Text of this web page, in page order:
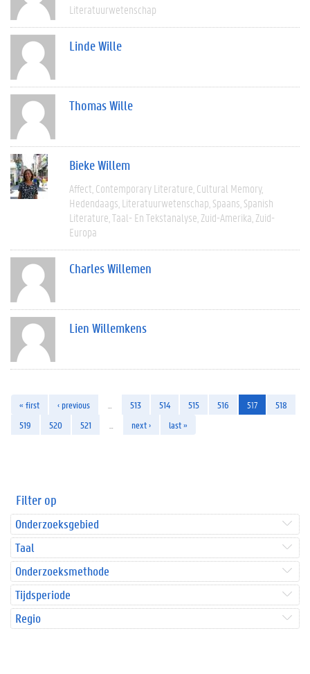
Literatuurwetenschap
Linde Wille
Thomas Wille
Bieke Willem
Affect Contemporary Literature Cultural Memory
Hedendaags Literatuurwetenschap Spaans Spanish
Literature Taal- En Tekstanalyse Zuid-Amerika Zuid-
Europa
Charles Willemen
Lien Willemkens
« first ‹ previous 513 514 515 516 517
518
519
520 521 next › last »
Filter op
Onderzoeksgebied
Taal
Onderzoeksmethode
Tijdsperiode
Regio